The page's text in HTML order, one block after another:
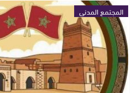
المجتمع المدني